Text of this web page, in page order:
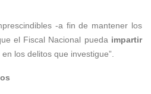
-a fin de mantener los
el Fiscal Nacional pueda impartir
en los delitos que investigue”.